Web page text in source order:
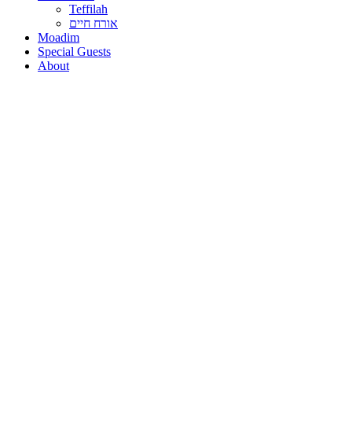
Teffilah
אורח חיים
Moadim
Special Guests
About